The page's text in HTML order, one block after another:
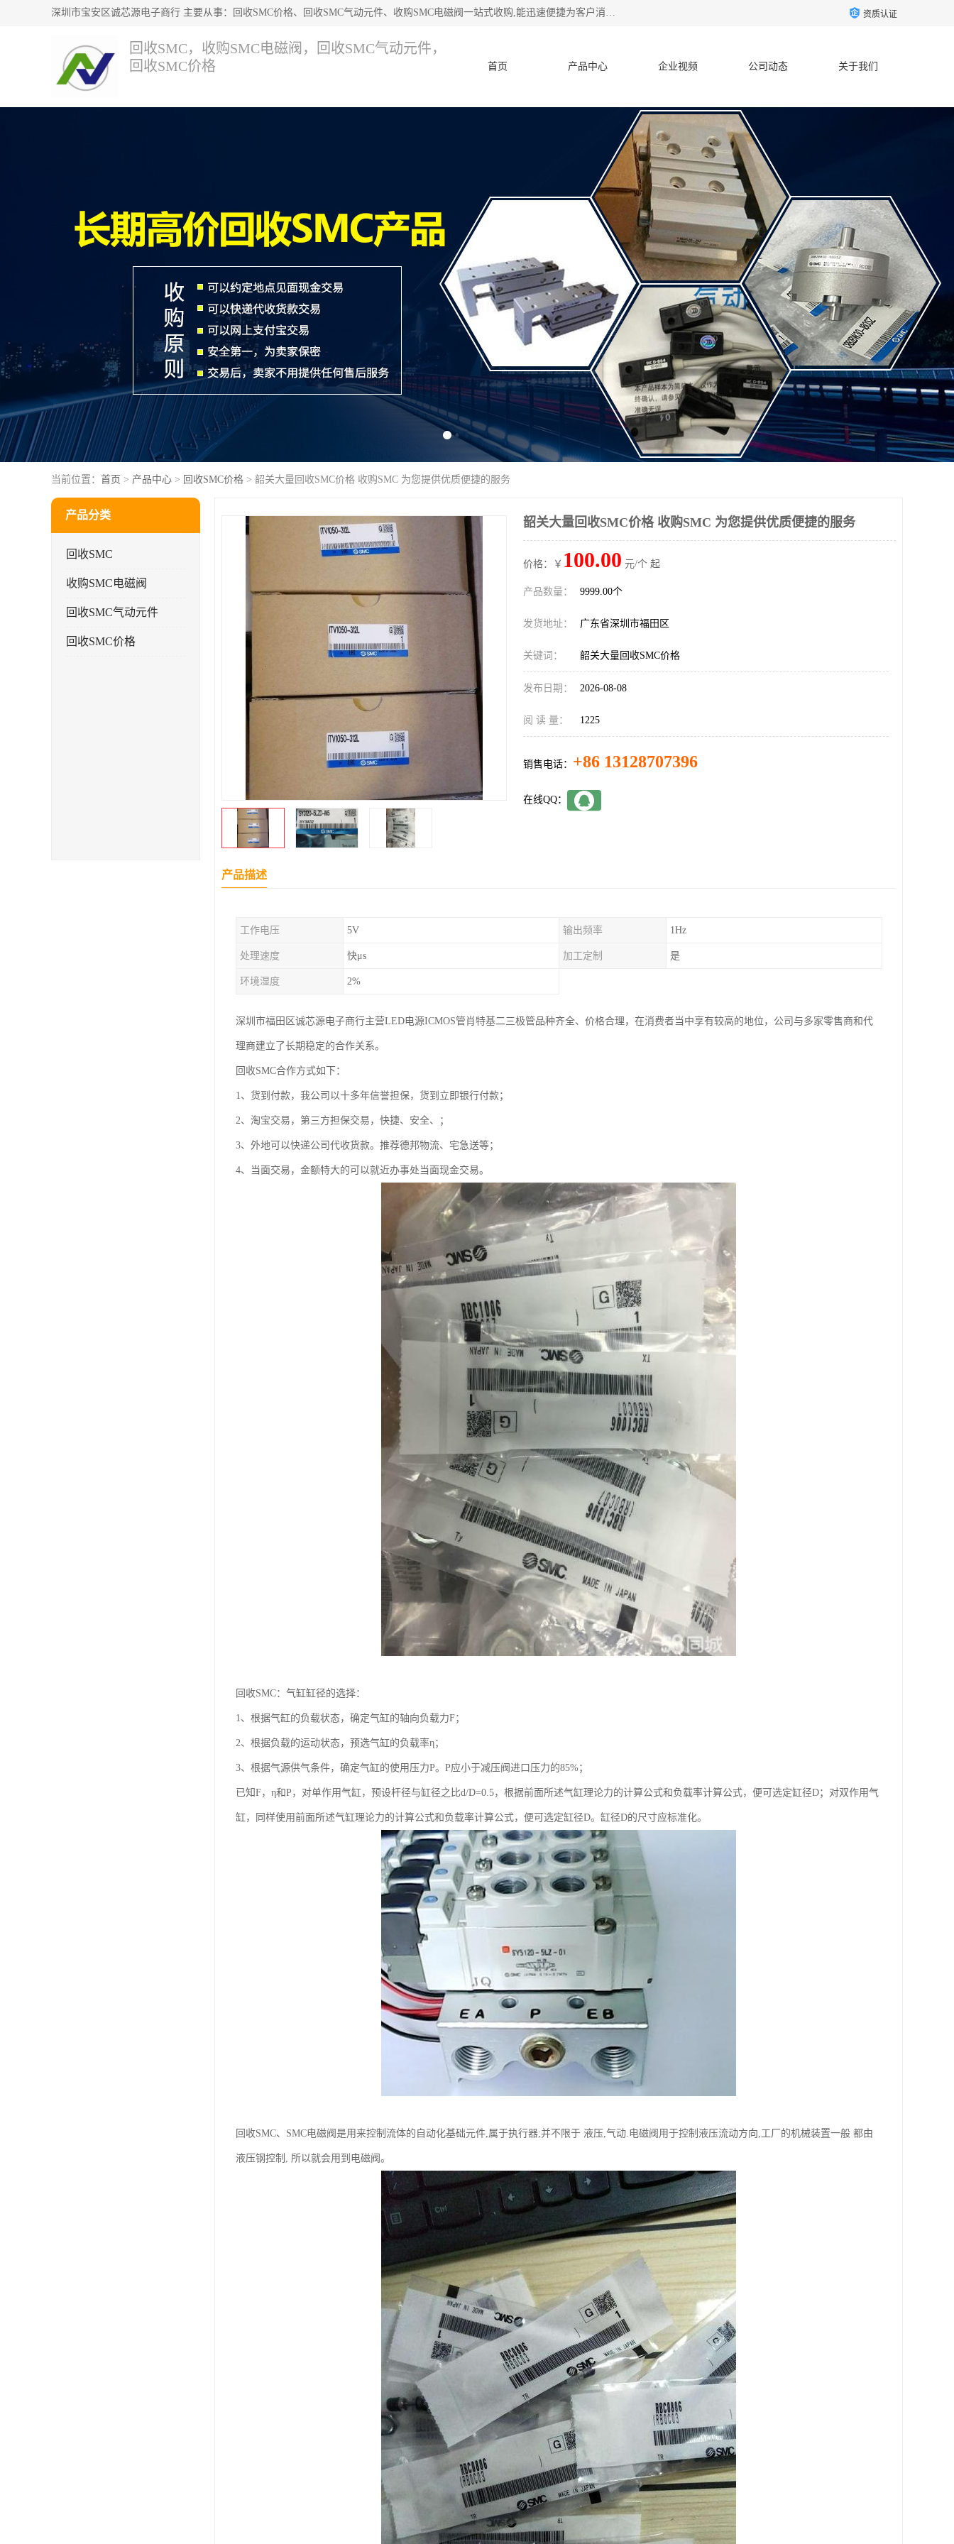
深圳市宝安区诚芯源电子商行 主要从事：回收SMC价格、回收SMC气动元件、收购SMC电磁阀一站式收购,能迅速便捷为客户消化库存、减少仓储、回笼资金，我们交易灵活方便，现金支付，价格优势合理，在业务方面赢得广大客户的一致好评 热情欢迎有库存需要处理的客户 请尽快联系我们 资质认证
回收SMC，收购SMC电磁阀，回收SMC气动元件，
回收SMC价格
首页 产品中心 企业视频 公司动态 关于我们
当前位置： 首页 > 产品中心 > 回收SMC价格 > 韶关大量回收SMC价格 收购SMC 为您提供优质便捷的服务
产品分类
回收SMC
收购SMC电磁阀
回收SMC气动元件
回收SMC价格
韶关大量回收SMC价格 收购SMC 为您提供优质便捷的服务
价格：￥ 100.00 元/个 起
产品数量： 9999.00个
发货地址： 广东省深圳市福田区
关键词： 韶关大量回收SMC价格
发布日期： 2026-08-08
阅 读 量： 1225
销售电话： +86 13128707396
在线QQ：
产品描述
工作电压 5V 输出频率 1Hz
处理速度 快μs 加工定制 是
环境湿度 2%
深圳市福田区诚芯源电子商行主营LED电源ICMOS管肖特基二三极管品种齐全、价格合理，在消费者当中享有较高的地位，公司与多家零售商和代
理商建立了长期稳定的合作关系。
回收SMC合作方式如下：
1、货到付款，我公司以十多年信誉担保，货到立即银行付款；
2、淘宝交易，第三方担保交易，快捷、安全、；
3、外地可以快递公司代收货款。推荐德邦物流、宅急送等；
4、当面交易，金额特大的可以就近办事处当面现金交易。
回收SMC：气缸缸径的选择：
1、根据气缸的负载状态，确定气缸的轴向负载力F；
2、根据负载的运动状态，预选气缸的负载率η；
3、根据气源供气条件，确定气缸的使用压力P。P应小于减压阀进口压力的85%；
已知F，η和P，对单作用气缸，预设杆径与缸径之比d/D=0.5，根据前面所述气缸理论力的计算公式和负载率计算公式，便可选定缸径D；对双作用气
缸，同样使用前面所述气缸理论力的计算公式和负载率计算公式，便可选定缸径D。缸径D的尺寸应标准化。
回收SMC、SMC电磁阀是用来控制流体的自动化基础元件,属于执行器;并不限于 液压,气动.电磁阀用于控制液压流动方向,工厂的机械装置一般 都由
液压钢控制, 所以就会用到电磁阀。